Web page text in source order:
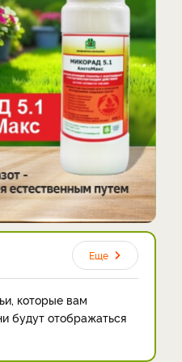
Еще
которые вам
будут отображаться